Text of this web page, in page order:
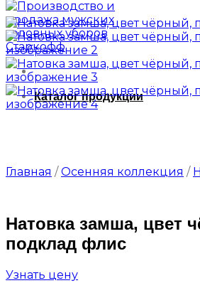
Каталог продукции
Главная / Осенняя коллекция /
Натовка замша, цвет
подклад флис
Узнать цену